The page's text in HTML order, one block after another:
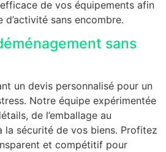
de vos équipements afin
sans encombre.
sans
un devis personnalisé pour un
Notre équipe expérimentée
de l’emballage au
la sécurité de vos biens. Profitez
et compétitif pour